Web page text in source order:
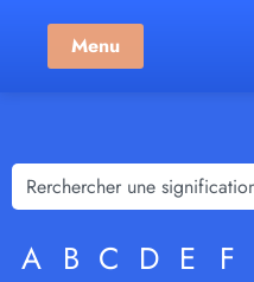
Menu
A B C D E F